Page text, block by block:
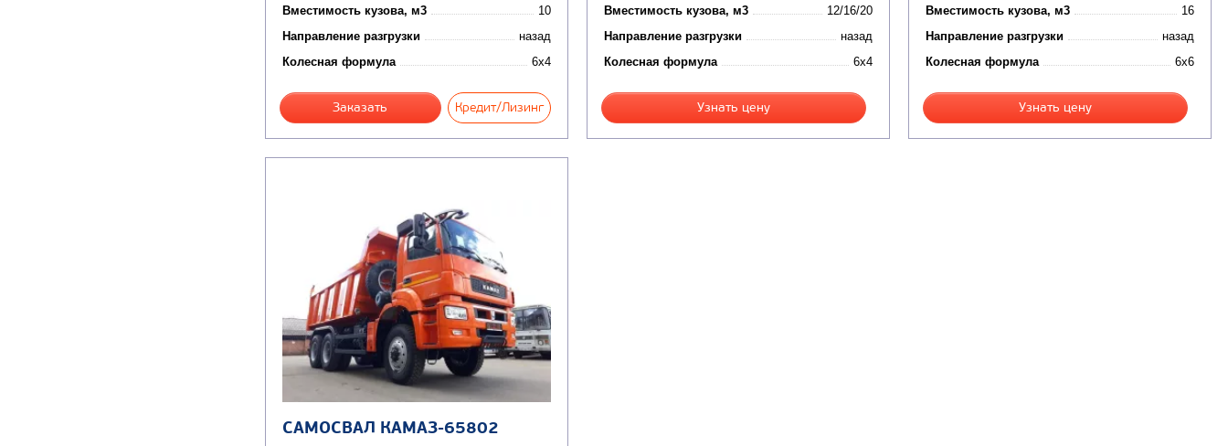
Вместимость кузова, м3
10
Направление разгрузки
назад
Колесная формула
6x4
Заказать Кредит/Лизинг
Вместимость кузова, м3
12/16/20
Направление разгрузки
назад
Колесная формула
6x4
Узнать цену
Вместимость кузова, м3
16
Направление разгрузки
назад
Колесная формула
6x6
Узнать цену
САМОСВАЛ КАМАЗ-65802